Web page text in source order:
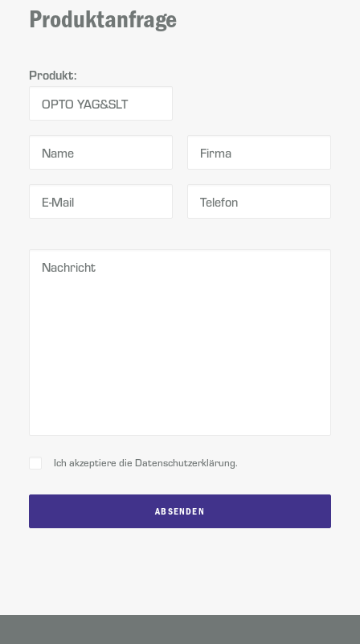
Produktanfrage
Produkt:
lasse
Ich akzeptiere dieDatenschutzerklärung.